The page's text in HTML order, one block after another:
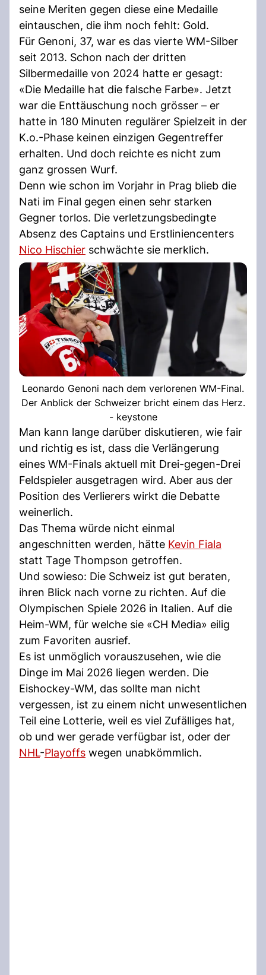
seine Meriten gegen diese eine Medaille
eintauschen, die ihm noch fehlt: Gold.
Für Genoni, 37, war es das vierte WM-Silber
seit 2013. Schon nach der dritten
Silbermedaille von 2024 hatte er gesagt:
«Die Medaille hat die falsche Farbe». Jetzt
war die Enttäuschung noch grösser – er
hatte in 180 Minuten regulärer Spielzeit in der
K.o.-Phase keinen einzigen Gegentreffer
erhalten. Und doch reichte es nicht zum
ganz grossen Wurf.
Denn wie schon im Vorjahr in Prag blieb die
Nati im Final gegen einen sehr starken
Gegner torlos. Die verletzungsbedingte
Absenz des Captains und Erstliniencenters
Nico Hischier schwächte sie merklich.
Leonardo Genoni nach dem verlorenen WM-Final.
Der Anblick der Schweizer bricht einem das Herz.
- keystone
Man kann lange darü­ber diskutieren, wie fair
und richtig es ist, dass die Verlängerung
eines WM-Finals aktuell mit Drei-gegen-Drei
Feldspieler ausgetragen wird. Aber aus der
Position des Verlierers wirkt die Debatte
weinerlich.
Das Thema würde nicht einmal
angeschnitten werden, hätte Kevin Fiala
statt Tage Thompson getroffen.
Und sowieso: Die Schweiz ist gut beraten,
ihren Blick nach vorne zu richten. Auf die
Olympischen Spiele 2026 in Italien. Auf die
Heim-WM, für welche sie «CH Media» eilig
zum Favoriten ausrief.
Es ist unmöglich vorauszusehen, wie die
Dinge im Mai 2026 liegen werden. Die
Eishockey-WM, das sollte man nicht
vergessen, ist zu einem nicht unwesentlichen
Teil eine Lotterie, weil es viel Zufälliges hat,
ob und wer gerade verfügbar ist, oder der
NHL-Playoffs wegen unabkömmlich.